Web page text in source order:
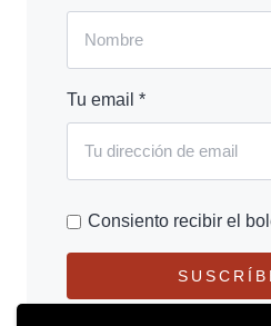
Tu email *
Consiento recibir el